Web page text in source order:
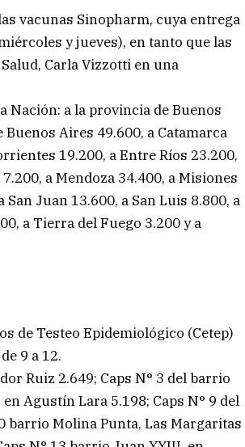
vacunas Sinopharm, cuya entrega
y jueves), en tanto que las
Carla Vizzotti en una
Nación: a la provincia de Buenos
Aires 49.600, a Catamarca
19.200, a Entre Ríos 23.200,
a Mendoza 34.400, a Misiones
Juan 13.600, a San Luis 8.800, a
a Tierra del Fuego 3.200 y a
de Testeo Epidemiológico (Cetep)
9 a 12.
Ruiz 2.649; Caps N° 3 del barrio
Agustín Lara 5.198; Caps N° 9 del
barrio Molina Punta, Las Margaritas